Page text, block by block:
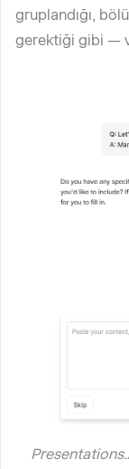
gruplandığı,
gerektiği gibi —